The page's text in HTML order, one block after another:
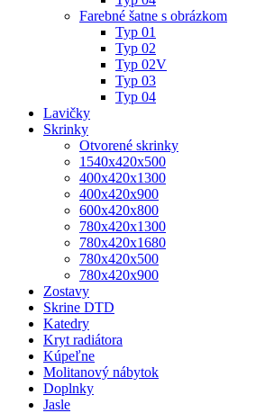
Farebné šatne s obrázkom
Typ 01
Typ 02
Typ 02V
Typ 03
Typ 04
Lavičky
Skrinky
Otvorené skrinky
1540x420x500
400x420x1300
400x420x900
600x420x800
780x420x1300
780x420x1680
780x420x500
780x420x900
Zostavy
Skrine DTD
Katedry
Kryt radiátora
Kúpeľne
Molitanový nábytok
Doplnky
Jasle